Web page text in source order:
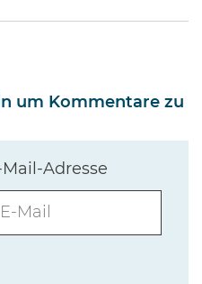
um Kommentare zu
Adresse